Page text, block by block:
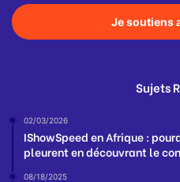
Je soutiens
Sujets
02/03/2026
IShowSpeed en Afrique :
pleurent en découvrant le
08/18/2025